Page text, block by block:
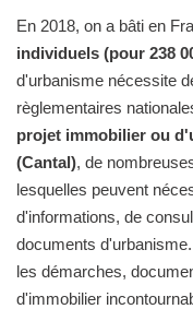
En 2018, on a bâti en
individuels (pour 238
d'urbanisme nécessite
règlementaires
projet immobilier ou
(Cantal), de
lesquelles peuvent
d'informations, de
documents
les démarches,
d'immobilier